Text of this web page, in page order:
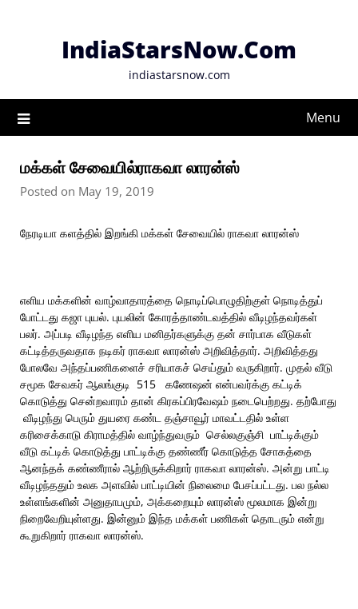
IndiaStarsNow.Com
indiastarsnow.com
Menu
மக்கள் சேவையில்ராகவா லாரன்ஸ்
Posted on May 19, 2019
நேரடியா களத்தில் இறங்கி மக்கள் சேவையில் ராகவா லாரன்ஸ்
எளிய மக்களின் வாழ்வாதாரத்தை நொடிப்பொழுதிற்குள் நொடித்துப்
போட்டது கஜா புயல். புயலின் கோரத்தாண்டவத்தில் வீடிழந்தவர்கள்
பலர். அப்படி வீடிழந்த எளிய மனிதர்களுக்கு தன் சார்பாக வீடுகள்
கட்டித்தருவதாக நடிகர் ராகவா லாரன்ஸ் அறிவித்தார். அறிவித்தது
போலவே அந்தப்பணிகளைச் சரியாகச் செய்தும் வருகிறார். முதல் வீடு
சமூக சேவகர் ஆலங்குடி 515 கணேஷன் என்பவர்க்கு கட்டிக்
கொடுத்து சென்றவாரம் தான் கிரகப்பிரவேஷம் நடைபெற்றது. தற்போது
வீடிழந்து பெரும் துயரை கண்ட தஞ்சாவூர் மாவட்டதில் உள்ள
கரிசைக்காடு கிராமத்தில் வாழ்ந்துவரும் செல்லகுஞ்சி பாட்டிக்கும்
வீடு கட்டிக் கொடுத்து பாட்டிக்கு தண்ணீர் கொடுத்த சோகத்தை
ஆனந்தக் கண்ணீரால் ஆற்றிருக்கிறார் ராகவா லாரன்ஸ். அன்று பாட்டி
வீடிழந்ததும் உலக அளவில் பாட்டியின் நிலைமை பேசப்பட்டது. பல நல்ல
உள்ளங்களின் அனுதாபமும், அக்கறையும் லாரன்ஸ் மூலமாக இன்று
நிறைவேறியுள்ளது. இன்னும் இந்த மக்கள் பணிகள் தொடரும் என்று
கூறுகிறார் ராகவா லாரன்ஸ்.